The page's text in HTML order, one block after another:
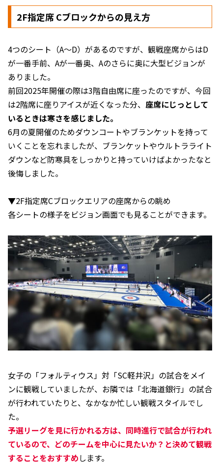
2F指定席 Cブロックからの見え方
4つのシート（A〜D）があるのですが、観戦座席からはD
が一番手前、Aが一番奥、Aのさらに奥に大型ビジョンが
ありました。
前回2025年開催の際は3階自由席に座ったのですが、今回
は2階席に座りアイスが近くなった分、 座席にじっとして
いるときは寒さを感じました。
6月の夏開催のためダウンコートやブランケットを持って
いくことを忘れましたが、ブランケットやウルトラライト
ダウンなど防寒具をしっかりと持っていけばよかったなと
後悔しました。
▼2F指定席Cブロックエリアの座席からの眺め
各シートの様子をビジョン画面でも見ることができます。
女子の「フォルティウス」対「SC軽井沢」の試合をメイ
ンに観戦していましたが、お隣では「北海道銀行」の試合
が行われていたりと、なかなか忙しい観戦スタイルでし
た。
予選リーグを見に行かれる方は、同時進行で試合が行われ
ているので、どのチームを中心に見たいか？と決めて観戦
することをおすすめします。